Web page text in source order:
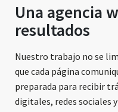
Una agencia
resultados
Nuestro trabajo no se
que cada página
preparada para recibir
digitales, redes sociales